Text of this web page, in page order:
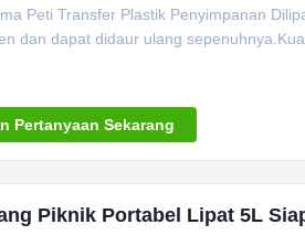
Peti Transfer Plastik Penyimpanan
dan dapat didaur ulang
Pertanyaan Sekarang
Piknik Portabel Lipat 5L